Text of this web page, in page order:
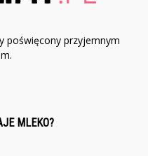
poświęcony przyjemnym
MLEKO?